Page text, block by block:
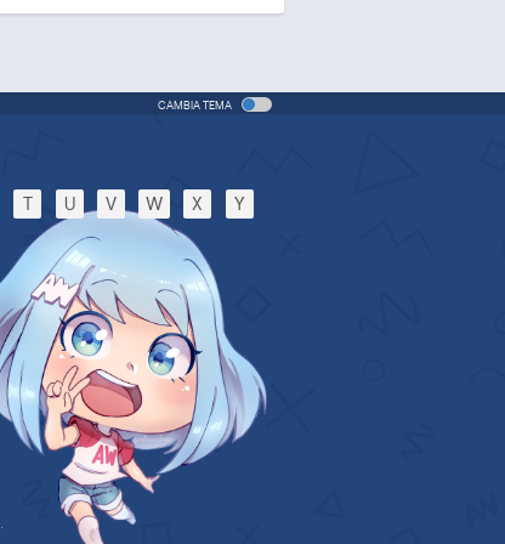
CAMBIA TEMA
T U V W X
Y
.